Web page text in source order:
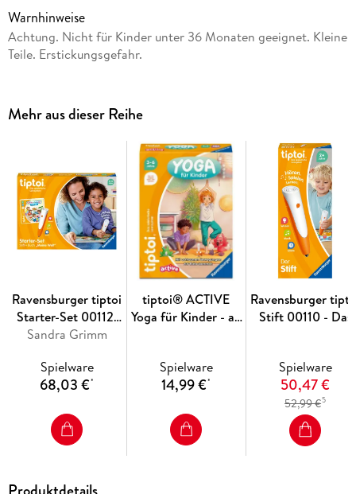
Jahren. Die zugehörigen Audiodateien lädt man einfach,
sicher und schnell über den tiptoi Manager oder die optional
erhältliche Ladestation auf den Stift. tiptoi-Stift nicht
enthalten. Muss separat erworben werden.
Warnhinweise
Achtung. Nicht für Kinder unter 36 Monaten geeignet. Kleine
Teile. Erstickungsgefahr.
Mehr aus dieser Reihe
Ravensburger tiptoi
Starter-Set 00112:
Stift und Bilderbuch
Entdecken Meine
Welt - Lernsystem
Jahren
Sandra Grimm
Spielware
68,03 €*
tiptoi® ACTIVE
Yoga für Kinder - ab
Spielware
14,99 €*
Ravensburger
Stift 00110 - Das
Lernspielzeug für
Kinder ab 2
Der Stift
Spielware
50,47 €
52,99 €5